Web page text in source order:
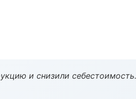
и снизили себестоимость.